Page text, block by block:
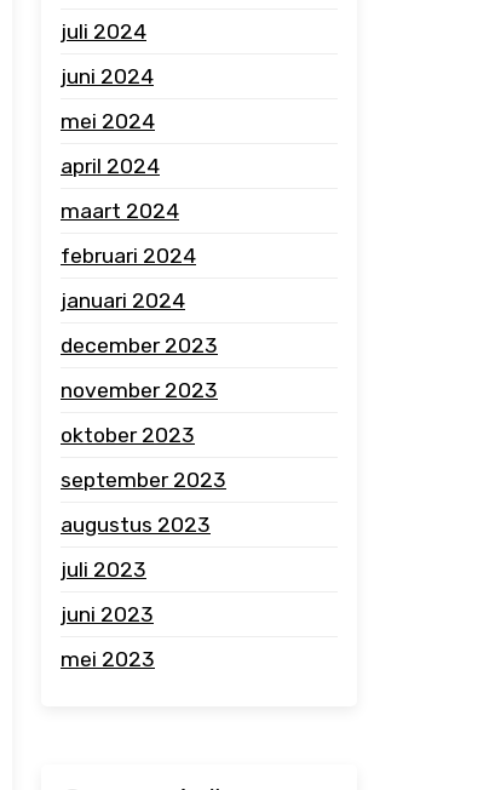
juli 2024
juni 2024
mei 2024
april 2024
maart 2024
februari 2024
januari 2024
december 2023
november 2023
oktober 2023
september 2023
augustus 2023
juli 2023
juni 2023
mei 2023